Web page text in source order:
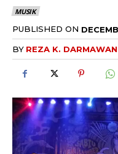
MUSIK
PUBLISHED ON
BY REZA K. DARMAWAN